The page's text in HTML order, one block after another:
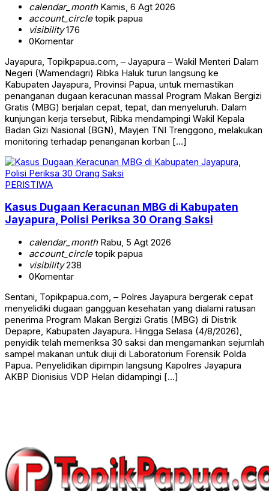
calendar_monthKamis, 6 Agt 2026
account_circletopik papua
visibility176
0Komentar
Jayapura, Topikpapua.com, – Jayapura – Wakil Menteri Dalam
Negeri (Wamendagri) Ribka Haluk turun langsung ke
Kabupaten Jayapura, Provinsi Papua, untuk memastikan
penanganan dugaan keracunan massal Program Makan Bergizi
Gratis (MBG) berjalan cepat, tepat, dan menyeluruh. Dalam
kunjungan kerja tersebut, Ribka mendampingi Wakil Kepala
Badan Gizi Nasional (BGN), Mayjen TNI Trenggono, melakukan
monitoring terhadap penanganan korban […]
PERISTIWA
Kasus Dugaan Keracunan MBG di Kabupaten
Jayapura, Polisi Periksa 30 Orang Saksi
calendar_monthRabu, 5 Agt 2026
account_circletopik papua
visibility238
0Komentar
Sentani, Topikpapua.com, – Polres Jayapura bergerak cepat
menyelidiki dugaan gangguan kesehatan yang dialami ratusan
penerima Program Makan Bergizi Gratis (MBG) di Distrik
Depapre, Kabupaten Jayapura. Hingga Selasa (4/8/2026),
penyidik telah memeriksa 30 saksi dan mengamankan sejumlah
sampel makanan untuk diuji di Laboratorium Forensik Polda
Papua. Penyelidikan dipimpin langsung Kapolres Jayapura
AKBP Dionisius VDP Helan didampingi […]